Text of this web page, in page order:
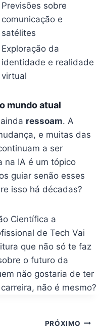
Previsões sobre
comunicação e
satélites
Exploração da
identidade e realidade
virtual
mundo atual
ressoam. A
e muitas das
a ser
na IA é um tópico
guiar senão esses
isso há décadas?
Científica a
de Tech Vai
que não só te faz
o futuro da
não gostaria de ter
não é mesmo?
PRÓXIMO